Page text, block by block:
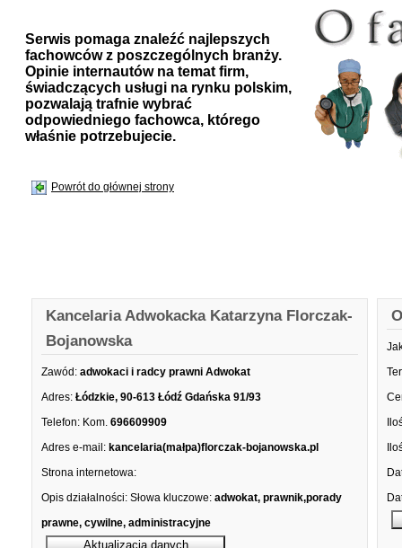
Serwis pomaga znaleźć najlepszych
fachowców z poszczególnych branży.
Opinie internautów na temat firm,
świadczących usługi na rynku polskim,
pozwalają trafnie wybrać
odpowiedniego fachowca, którego
właśnie potrzebujecie.
Powrót do głównej strony
Kancelaria Adwokacka Katarzyna Florczak-
Bojanowska
Zawód: adwokaci i radcy prawni Adwokat
Adres: Łódzkie, 90-613 Łódź Gdańska 91/93
Telefon: Kom. 696609909
Adres e-mail: kancelaria(małpa)florczak-bojanowska.pl
Strona internetowa:
Opis działalności: Słowa kluczowe: adwokat, prawnik,porady
prawne, cywilne, administracyjne